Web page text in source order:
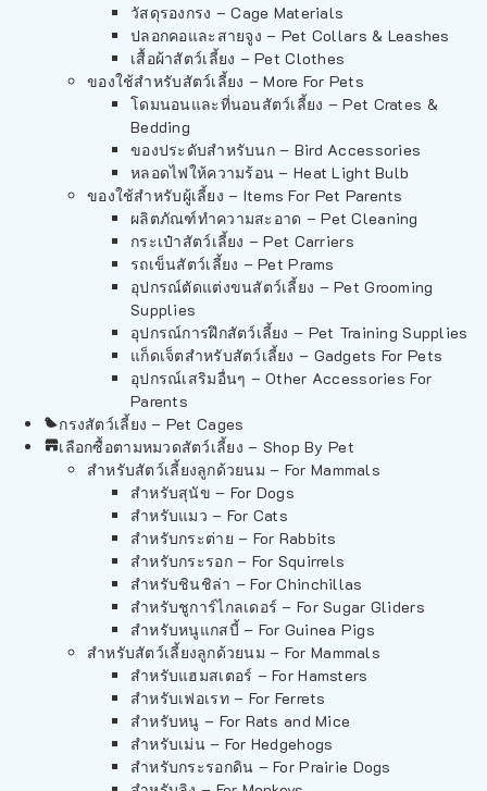
วัสดุรองกรง – Cage Materials
ปลอกคอและสายจูง – Pet Collars & Leashes
เสื้อผ้าสัตว์เลี้ยง – Pet Clothes
ของใช้สำหรับสัตว์เลี้ยง – More For Pets
โดมนอนและที่นอนสัตว์เลี้ยง – Pet Crates &
Bedding
ของประดับสำหรับนก – Bird Accessories
หลอดไฟให้ความร้อน – Heat Light Bulb
ของใช้สำหรับผู้เลี้ยง – Items For Pet Parents
ผลิตภัณฑ์ทำความสะอาด – Pet Cleaning
กระเป๋าสัตว์เลี้ยง – Pet Carriers
รถเข็นสัตว์เลี้ยง – Pet Prams
อุปกรณ์ตัดแต่งขนสัตว์เลี้ยง – Pet Grooming
Supplies
อุปกรณ์การฝึกสัตว์เลี้ยง – Pet Training Supplies
แก็ดเจ็ตสำหรับสัตว์เลี้ยง – Gadgets For Pets
อุปกรณ์เสริมอื่นๆ – Other Accessories For
Parents
กรงสัตว์เลี้ยง – Pet Cages
เลือกซื้อตามหมวดสัตว์เลี้ยง – Shop By Pet
สำหรับสัตว์เลี้ยงลูกด้วยนม – For Mammals
สำหรับสุนัข – For Dogs
สำหรับแมว – For Cats
สำหรับกระต่าย – For Rabbits
สำหรับกระรอก – For Squirrels
สำหรับชินชิล่า – For Chinchillas
สำหรับชูการ์ไกลเดอร์ – For Sugar Gliders
สำหรับหนูแกสบี้ – For Guinea Pigs
สำหรับสัตว์เลี้ยงลูกด้วยนม – For Mammals
สำหรับแฮมสเตอร์ – For Hamsters
สำหรับเฟอเรท – For Ferrets
สำหรับหนู – For Rats and Mice
สำหรับเม่น – For Hedgehogs
สำหรับกระรอกดิน – For Prairie Dogs